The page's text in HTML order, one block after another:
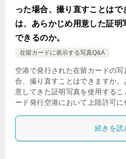
った場合、撮り直すことは
は、あらかじめ用意した証明
できるのか。
在留カードに表示する写真Q&A
空港で発行された在留カードの
合、撮り直すことはできますか
意してきた証明写真を使用する
ード発行空港において上陸許可
続きを読